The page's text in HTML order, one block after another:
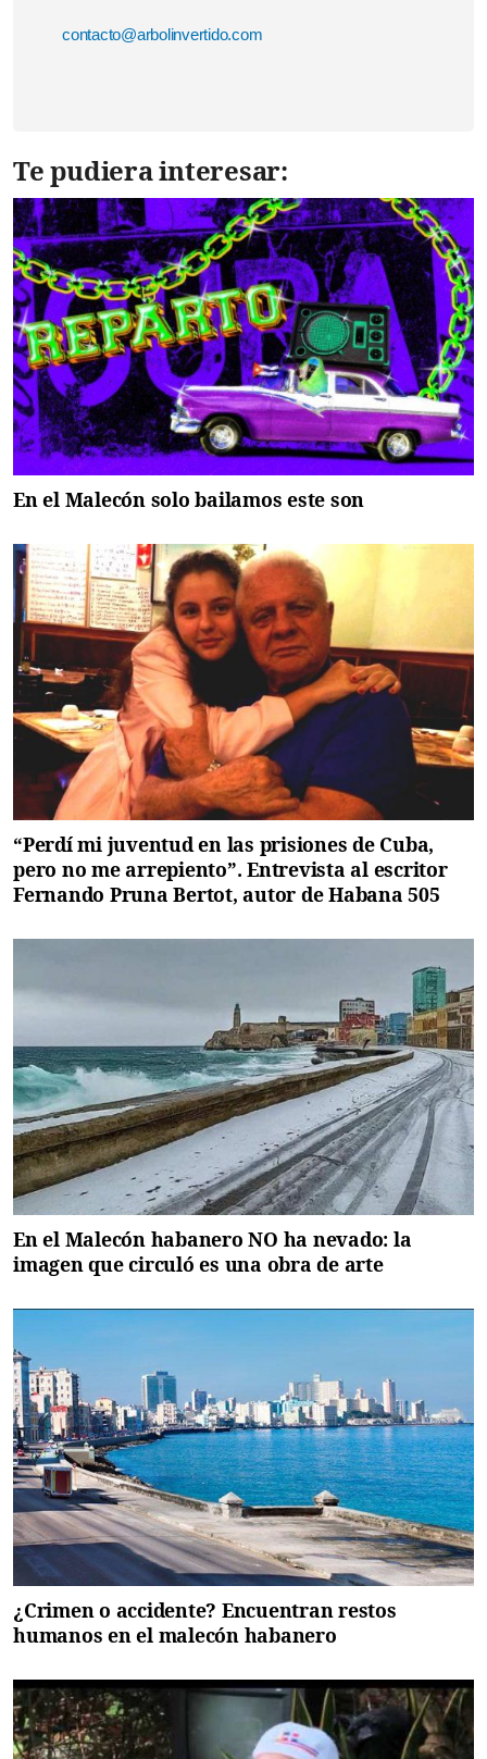
contacto@arbolinvertido.com
Te pudiera interesar:
En el Malecón solo bailamos este son
“Perdí mi juventud en las prisiones de Cuba,
pero no me arrepiento”. Entrevista al escritor
Fernando Pruna Bertot, autor de Habana 505
En el Malecón habanero NO ha nevado: la
imagen que circuló es una obra de arte
¿Crimen o accidente? Encuentran restos
humanos en el malecón habanero